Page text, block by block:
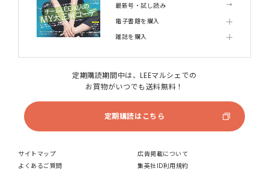
最新号・試し読み
電子書籍を購入
雑誌を購入
定期購読期間中は、LEEマルシェでの
お買物がいつでも送料無料！
定期購読はこちら
サイトマップ
広告掲載について
よくあるご質問
集英社ID利用規約